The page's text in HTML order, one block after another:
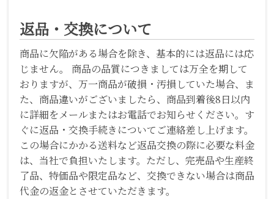
返品・交換について
商品に欠陥がある場合を除き、基本的には返品には応
じません。 商品の品質につきましては万全を期して
おりますが、万一商品が破損・汚損していた場合、ま
た、商品違いがございましたら、商品到着後8日以内
に詳細をメールまたはお電話でお知らせください。す
ぐに返品・交換手続きについてご連絡差し上げます。
この場合にかかる送料など返品交換の際に必要な料金
は、当社で負担いたします。ただし、完売品や生産終
了品、特価品や限定品など、交換できない場合は商品
代金の返金とさせていただきます。